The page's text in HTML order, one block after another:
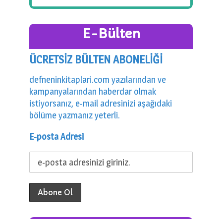
E-Bülten
ÜCRETSİZ BÜLTEN ABONELİĞİ
defneninkitaplari.com yazılarından ve
kampanyalarından haberdar olmak
istiyorsanız, e-mail adresinizi aşağıdaki
bölüme yazmanız yeterli.
E-posta Adresi